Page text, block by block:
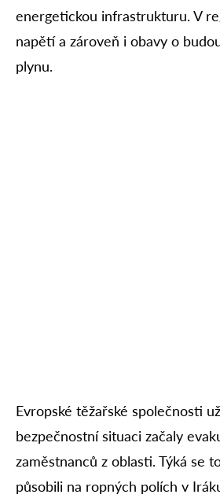
energetickou infrastrukturu. V
napětí a zároveň i obavy o
plynu.
Evropské těžařské společnosti
bezpečnostní situaci začaly
zaměstnanců z oblasti. Týká se
působili na ropných polích v